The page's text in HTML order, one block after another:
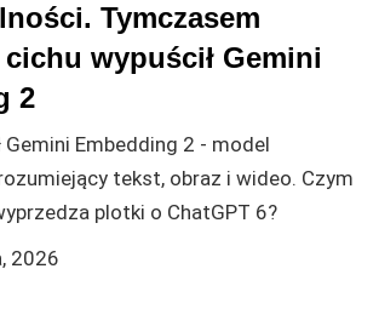
Tymczasem
wypuścił Gemini
2
Gemini Embedding 2 - model
tekst, obraz i wideo. Czym
plotki o ChatGPT 6?
2026